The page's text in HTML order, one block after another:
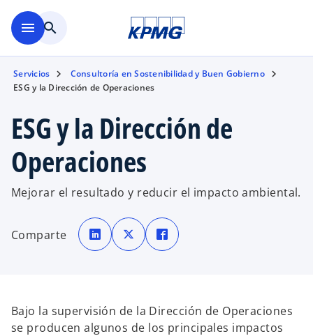
menu search
Servicios
Consultoría en Sostenibilidad y Buen Gobierno
ESG y la Dirección de Operaciones
ESG y la Dirección de
Operaciones
Mejorar el resultado y reducir el impacto ambiental.
Comparte e
a
b
p
s
e
a
b
p
e
s
e
a
p
e
s
Bajo la supervisión de la Dirección de Operaciones
se producen algunos de los principales impactos